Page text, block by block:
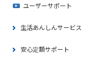
ユーザーサポート
生活あんしんサービス
安心定額サポート